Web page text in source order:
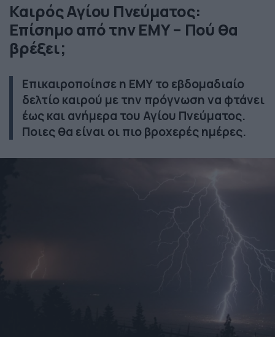
Καιρός Αγίου Πνεύματος:
Επίσημο από την ΕΜΥ – Πού θα
βρέξει;
Επικαιροποίησε η ΕΜΥ το εβδομαδιαίο
δελτίο καιρού με την πρόγνωση να φτάνει
έως και ανήμερα του Αγίου Πνεύματος.
Ποιες θα είναι οι πιο βροχερές ημέρες.